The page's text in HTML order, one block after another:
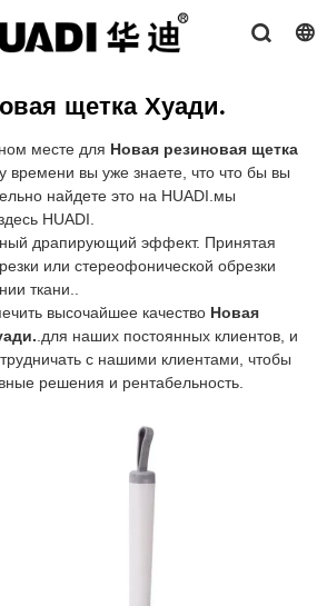
щетка Хуади.
месте для Новая резиновая щетка
времени вы уже знаете, что что бы вы
найдете это на HUADI.мы
HUADI.
драпирующий эффект. Принятая
или стереофонической обрезки
ткани..
высочайшее качество Новая
.для наших постоянных клиентов, и
с нашими клиентами, чтобы
решения и рентабельность.